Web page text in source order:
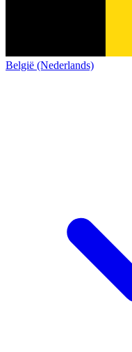
België (Nederlands)